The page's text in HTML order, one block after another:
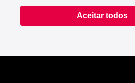
Aceitar todos